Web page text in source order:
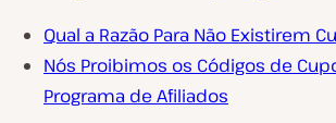
Qual a Razão Para Não Existirem
Nós Proibimos os Códigos de
Programa de Afiliados